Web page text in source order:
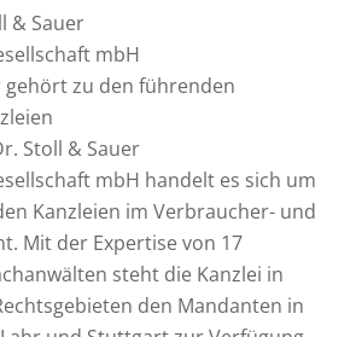
& Sauer
mbH
gehört zu den führenden
Stoll & Sauer
mbH handelt es sich um
Kanzleien im Verbraucher- und
Mit der Expertise von 17
steht die Kanzlei in
den Mandanten in